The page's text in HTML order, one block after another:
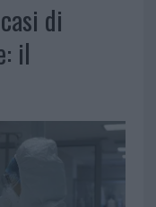
di
il